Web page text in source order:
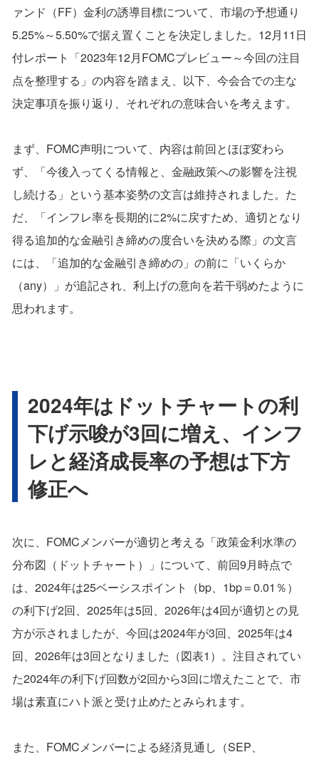
ァンド（FF）金利の誘導目標について、市場の予想通り
5.25%～5.50%で据え置くことを決定しました。12月11日
付レポート「2023年12月FOMCプレビュー～今回の注目
点を整理する」の内容を踏まえ、以下、今会合での主な
決定事項を振り返り、それぞれの意味合いを考えます。
まず、FOMC声明について、内容は前回とほぼ変わら
ず、「今後入ってくる情報と、金融政策への影響を注視
し続ける」という基本姿勢の文言は維持されました。た
だ、「インフレ率を長期的に2%に戻すため、適切となり
得る追加的な金融引き締めの度合いを決める際」の文言
には、「追加的な金融引き締めの」の前に「いくらか
（any）」が追記され、利上げの意向を若干弱めたように
思われます。
2024年はドットチャートの利
下げ示唆が3回に増え、インフ
レと経済成長率の予想は下方
修正へ
次に、FOMCメンバーが適切と考える「政策金利水準の
分布図（ドットチャート）」について、前回9月時点で
は、2024年は25ベーシスポイント（bp、1bp＝0.01％）
の利下げ2回、2025年は5回、2026年は4回が適切との見
方が示されましたが、今回は2024年が3回、2025年は4
回、2026年は3回となりました（図表1）。注目されてい
た2024年の利下げ回数が2回から3回に増えたことで、市
場は素直にハト派と受け止めたとみられます。
また、FOMCメンバーによる経済見通し（SEP、